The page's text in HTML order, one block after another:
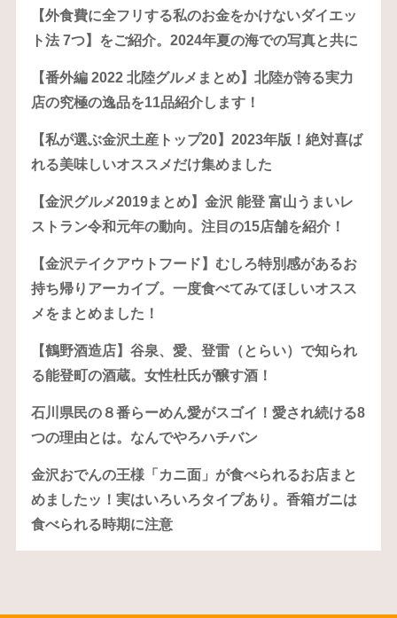
【外食費に全フリする私のお金をかけないダイエッ
ト法 7つ】をご紹介。2024年夏の海での写真と共に
【番外編 2022 北陸グルメまとめ】北陸が誇る実力
店の究極の逸品を11品紹介します！
【私が選ぶ金沢土産トップ20】2023年版！絶対喜ば
れる美味しいオススメだけ集めました
【金沢グルメ2019まとめ】金沢 能登 富山うまいレ
ストラン令和元年の動向。注目の15店舗を紹介！
【金沢テイクアウトフード】むしろ特別感があるお
持ち帰りアーカイブ。一度食べてみてほしいオスス
メをまとめました！
【鶴野酒造店】谷泉、愛、登雷（とらい）で知られ
る能登町の酒蔵。女性杜氏が醸す酒！
石川県民の８番らーめん愛がスゴイ！愛され続ける8
つの理由とは。なんでやろハチバン
金沢おでんの王様「カニ面」が食べられるお店まと
めましたッ！実はいろいろタイプあり。香箱ガニは
食べられる時期に注意